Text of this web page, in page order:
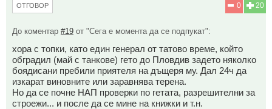
20
0
ОТГОВОР
До коментар #19 от "Сега е момента да се подпукат":
хора с топки, като един генерал от татово време, който
обградил (май с танкове) гето до Пловдив задето няколко
боядисани пребили приятеля на дъщеря му. Дал 24ч да
изкарат виновните или заравнява терена.
Но да се почне НАП проверки по гетата, разрешителни за
строежи... и после да се мине на книжки и т.н.